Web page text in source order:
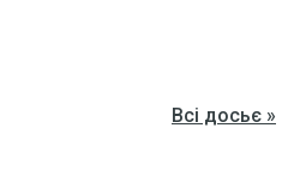
Всі досьє »